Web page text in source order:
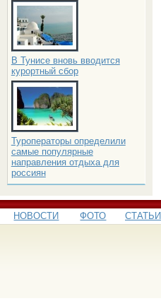
В Тунисе вновь вводится
курортный сбор
Туроператоры определили
самые популярные
направления отдыха для
россиян
НОВОСТИ ФОТО СТАТЬИ